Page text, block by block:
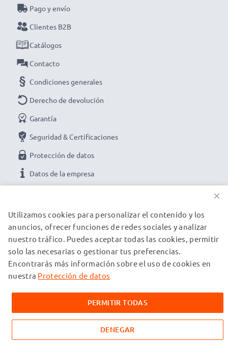
Pago y envío
Clientes B2B
Catálogos
Contacto
Condiciones generales
Derecho de devolución
Garantía
Seguridad & Certificaciones
Protección de datos
Datos de la empresa
NUESTROS PARTNERS DE ENVÍO
© subtel.es 2026
Tenga en cuenta que todas las marcas registradas que
mencionan en nuestras páginas web exclusivamente para
proporcionar información sobre nuestros productos.
×
Utilizamos cookies para personalizar el contenido y los
anuncios, ofrecer funciones de redes sociales y analizar
nuestro tráfico. Puedes aceptar todas las cookies, permitir
solo las necesarias o gestionar tus preferencias.
Encontrarás más información sobre el uso de cookies en
nuestra Protección de datos
PERMITIR TODAS
DENEGAR